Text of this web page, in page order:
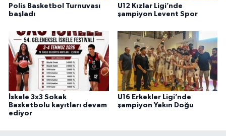
Polis Basketbol Turnuvası
başladı
U12 Kızlar Ligi’nde
şampiyon Levent Spor
İskele 3x3 Sokak
Basketbolu kayıtları devam
ediyor
U16 Erkekler Ligi’nde
şampiyon Yakın Doğu